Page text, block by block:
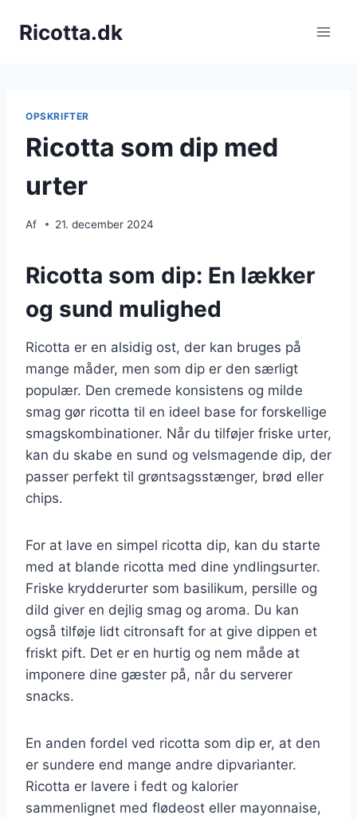
Ricotta.dk
OPSKRIFTER
Ricotta som dip med
urter
Af 21. december 2024
Ricotta som dip: En lækker
og sund mulighed
Ricotta er en alsidig ost, der kan bruges på
mange måder, men som dip er den særligt
populær. Den cremede konsistens og milde
smag gør ricotta til en ideel base for forskellige
smagskombinationer. Når du tilføjer friske urter,
kan du skabe en sund og velsmagende dip, der
passer perfekt til grøntsagsstænger, brød eller
chips.
For at lave en simpel ricotta dip, kan du starte
med at blande ricotta med dine yndlingsurter.
Friske krydderurter som basilikum, persille og
dild giver en dejlig smag og aroma. Du kan
også tilføje lidt citronsaft for at give dippen et
friskt pift. Det er en hurtig og nem måde at
imponere dine gæster på, når du serverer
snacks.
En anden fordel ved ricotta som dip er, at den
er sundere end mange andre dipvarianter.
Ricotta er lavere i fedt og kalorier
sammenlignet med flødeost eller mayonnaise,